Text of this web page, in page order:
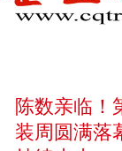
陈数亲临！
装周圆满落